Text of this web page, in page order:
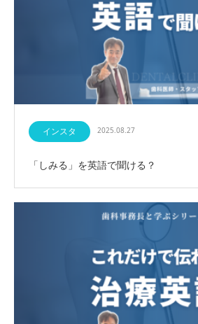
インスタ 2025.08.27
「しみる」を英語で聞ける？